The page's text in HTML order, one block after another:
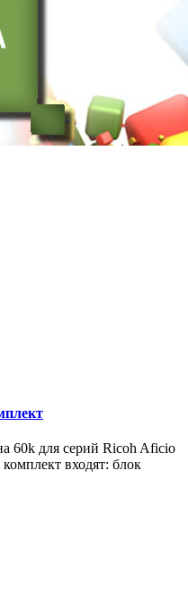
60k для серий Ricoh Aficio
входят: блок